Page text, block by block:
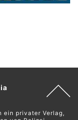
ein privater Verlag,